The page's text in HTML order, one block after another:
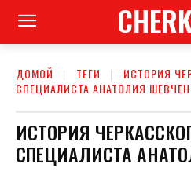
ДОМОЙ ТЕГИ
ИСТОРИЯ
СПЕЦИАЛИСТА АНАТОЛИЯ
ИСТОРИЯ
СПЕЦИАЛИСТА